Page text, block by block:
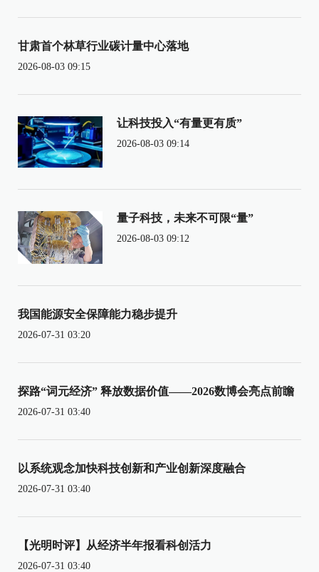
甘肃首个林草行业碳计量中心落地
2026-08-03 09:15
让科技投入“有量更有质”
2026-08-03 09:14
量子科技，未来不可限“量”
2026-08-03 09:12
我国能源安全保障能力稳步提升
2026-07-31 03:20
探路“词元经济” 释放数据价值——2026数博会亮点前瞻
2026-07-31 03:40
以系统观念加快科技创新和产业创新深度融合
2026-07-31 03:40
【光明时评】从经济半年报看科创活力
2026-07-31 03:40